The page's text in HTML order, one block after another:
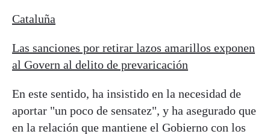
Cataluña
Las sanciones por retirar lazos amarillos exponen
al Govern al delito de prevaricación
En este sentido, ha insistido en la necesidad de
aportar "un poco de sensatez", y ha asegurado que
en la relación que mantiene el Gobierno con los